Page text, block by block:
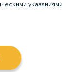
указаниями